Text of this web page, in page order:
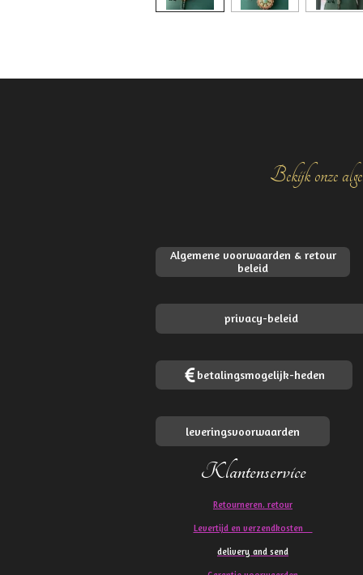
Bekijk onze
Algemene voorwaarden & retour
beleid
privacy-beleid
betalingsmogelijk-heden
leveringsvoorwaarden
Klantenservice
Retourneren. retour
Levertijd en verzendkosten
delivery and send